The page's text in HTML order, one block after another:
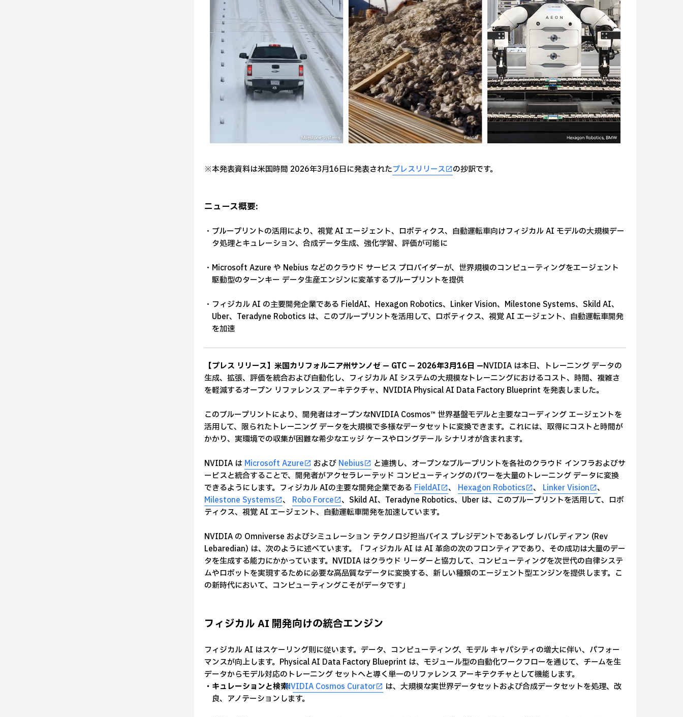
※本発表資料は米国時間 2026年3月16日に発表されたプレスリリース の抄訳です。
ニュース概要:
・ブループリントの活用により、視覚 AI エージェント、ロボティクス、自動運転車向けフィジカル AI モデルの大規模デー
タ処理とキュレーション、合成データ生成、強化学習、評価が可能に
・Microsoft Azure や Nebius などのクラウド サービス プロバイダーが、世界規模のコンピューティングをエージェント
駆動型のターンキー データ生産エンジンに変革するブループリントを提供
・フィジカル AI の主要開発企業である FieldAI、Hexagon Robotics、Linker Vision、Milestone Systems、Skild AI、
Uber、Teradyne Robotics は、このブループリントを活用して、ロボティクス、視覚 AI エージェント、自動運転車開発
を加速
【プレス リリース】米国カリフォルニア州サンノゼ — GTC — 2026年3月16日 —NVIDIA は本日、トレーニング データの
生成、拡張、評価を統合および自動化し、フィジカル AI システムの大規模なトレーニングにおけるコスト、時間、複雑さ
を軽減するオープン リファレンス アーキテクチャ、NVIDIA Physical AI Data Factory Blueprint を発表しました。
このブループリントにより、開発者はオープンなNVIDIA Cosmos™ 世界基盤モデルと主要なコーディング エージェントを
活用して、限られたトレーニング データを大規模で多様なデータセットに変換できます。これには、取得にコストと時間が
かかり、実環境での収集が困難な希少なエッジ ケースやロングテール シナリオが含まれます。
NVIDIA は Microsoft Azure および Nebius
と連携し、オープンなブループリントを各社のクラウド インフラおよびサ
ービスと統合することで、開発者がアクセラレーテッド コンピューティングのパワーを大量のトレーニング データに変換
できるようにします。フィジカル AIの主要な開発企業である FieldAI 、 Hexagon Robotics 、 Linker Vision
、
Milestone Systems
、 Robo Force
、Skild AI、Teradyne Robotics、Uber は、このブループリントを活用して、ロボ
ティクス、視覚 AI エージェント、自動運転車開発を加速しています。
NVIDIA の Omniverse およびシミュレーション テクノロジ担当バイス プレジデントであるレヴ レバレディアン (Rev
Lebaredian) は、次のように述べています。「フィジカル AI は AI 革命の次のフロンティアであり、その成功は大量のデー
タを生成する能力にかかっています。NVIDIA はクラウド リーダーと協力して、コンピューティングを次世代の自律システ
ムやロボットを実現するために必要な高品質なデータに変換する、新しい種類のエージェント型エンジンを提供します。こ
の新時代において、コンピューティングこそがデータです」
フィジカル AI 開発向けの統合エンジン
フィジカル AI はスケーリング則に従います。データ、コンピューティング、モデル キャパシティの増大に伴い、パフォー
マンスが向上します。Physical AI Data Factory Blueprint は、モジュール型の自動化ワークフローを通じて、チームを生
データからモデル対応のトレーニング セットへと導く単一のリファレンス アーキテクチャとして機能します。
・キュレーションと検索:NVIDIA Cosmos Curator
は、大規模な実世界データセットおよび合成データセットを処理、改
良、アノテーションします。